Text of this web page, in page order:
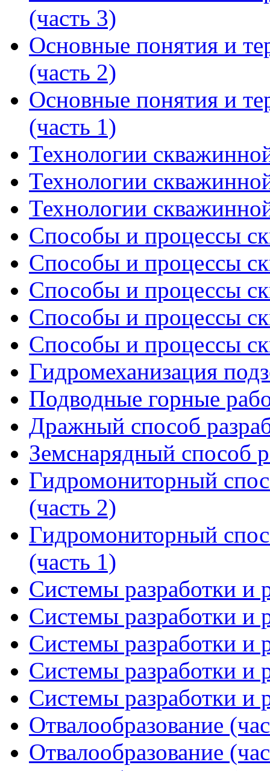
(часть 3)
Основные понятия и
(часть 2)
Основные понятия и
(часть 1)
Технологии
Технологии
Технологии
Способы и процессы
Способы и процессы
Способы и процессы
Способы и процессы
Способы и процессы
Гидромеханизация
Подводные горные
Дражный способ
Земснарядный способ
Гидромониторный
(часть 2)
Гидромониторный
(часть 1)
Системы разработки и
Системы разработки и
Системы разработки и
Системы разработки и
Системы разработки и
Отвалообразование
Отвалообразование